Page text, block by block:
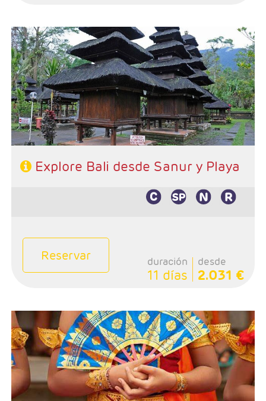
- Salidas: Lunes
- Ruta: Sanur (excursiones incluidas)
Régimen: Alojamiento y desayuno + 3 almuerzos y 1
cena
Explore Bali desde Sanur y Playa
Reservar duración
11 días
desde
2.031 €
- Salidas: Diarias
- Ruta: Circuito 3 noches, playa de Bali 4 noches.
- Categoría hotelera: A elección del cliente.
- Régimen: A elección del cliente.